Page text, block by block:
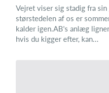
Vejret viser sig stadig fra
størstedelen af os er
kalder igen.AB's anlæg
hvis du kigger efter, kan...